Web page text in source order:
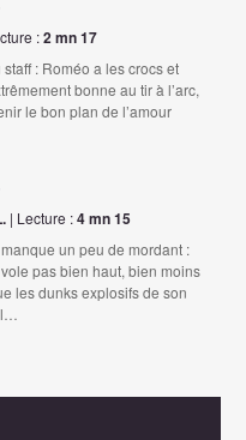
:2 mn 17
: Roméo a les crocs et
bonne au tir à l’arc,
le bon plan de l’amour
| Lecture :4 mn 15
un peu de mordant :
pas bien haut, bien moins
les dunks explosifs de son